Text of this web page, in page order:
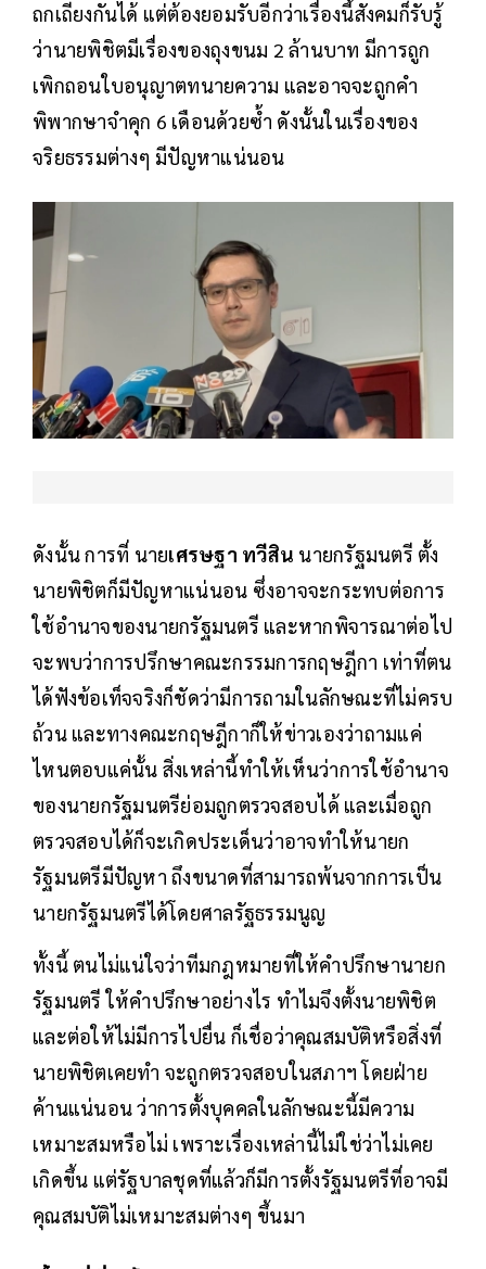
ถกเถียงกันได้ แต่ต้องยอมรับอีกว่าเรื่องนี้สังคมก็รับรู้
ว่านายพิชิตมีเรื่องของถุงขนม 2 ล้านบาท มีการถูก
เพิกถอนใบอนุญาตทนายความ และอาจจะถูกคำ
พิพากษาจำคุก 6 เดือนด้วยซ้ำ ดังนั้นในเรื่องของ
จริยธรรมต่างๆ มีปัญหาแน่นอน
ดังนั้น การที่ นายเศรษฐา ทวีสิน นายกรัฐมนตรี ตั้ง
นายพิชิตก็มีปัญหาแน่นอน ซึ่งอาจจะกระทบต่อการ
ใช้อำนาจของนายกรัฐมนตรี และหากพิจารณาต่อไป
จะพบว่าการปรึกษาคณะกรรมการกฤษฎีกา เท่าที่ตน
ได้ฟังข้อเท็จจริงก็ชัดว่ามีการถามในลักษณะที่ไม่ครบ
ถ้วน และทางคณะกฤษฎีกาก็ให้ข่าวเองว่าถามแค่
ไหนตอบแค่นั้น สิ่งเหล่านี้ทำให้เห็นว่าการใช้อำนาจ
ของนายกรัฐมนตรีย่อมถูกตรวจสอบได้ และเมื่อถูก
ตรวจสอบได้ก็จะเกิดประเด็นว่าอาจทำให้นายก
รัฐมนตรีมีปัญหา ถึงขนาดที่สามารถพ้นจากการเป็น
นายกรัฐมนตรีได้โดยศาลรัฐธรรมนูญ
ทั้งนี้ ตนไม่แน่ใจว่าทีมกฎหมายที่ให้คำปรึกษานายก
รัฐมนตรี ให้คำปรึกษาอย่างไร ทำไมจึงตั้งนายพิชิต
และต่อให้ไม่มีการไปยื่น ก็เชื่อว่าคุณสมบัติหรือสิ่งที่
นายพิชิตเคยทำ จะถูกตรวจสอบในสภาฯ โดยฝ่าย
ค้านแน่นอน ว่าการตั้งบุคคลในลักษณะนี้มีความ
เหมาะสมหรือไม่ เพราะเรื่องเหล่านี้ไม่ใช่ว่าไม่เคย
เกิดขึ้น แต่รัฐบาลชุดที่แล้วก็มีการตั้งรัฐมนตรีที่อาจมี
คุณสมบัติไม่เหมาะสมต่างๆ ขึ้นมา